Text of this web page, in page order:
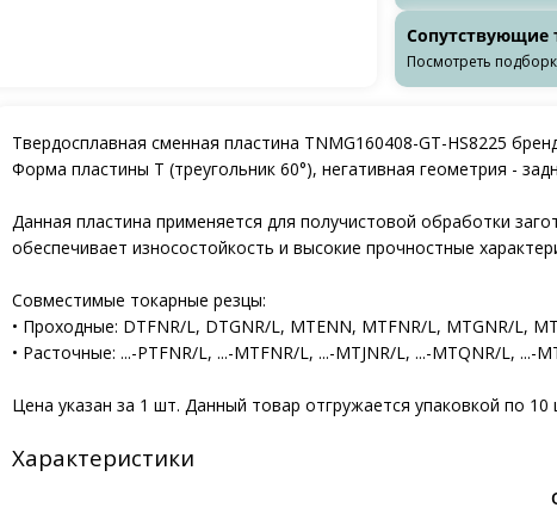
Сопутствующие
Посмотреть
Твердосплавная сменная пластина TNMG160408-GT-HS8225
Форма пластины T (треугольник 60°), негативная геометрия -
Данная пластина применяется для получистовой обработки
обеспечивает износостойкость и высокие прочностные
Совместимые токарные резцы:
• Проходные: DTFNR/L, DTGNR/L, MTENN, MTFNR/L, MTGNR/L,
• Расточные: ...-PTFNR/L, ...-MTFNR/L, ...-MTJNR/L, ...-MTQNR/L, ...-
Цена указан за 1 шт. Данный товар отгружается упаковкой по 10
Характеристики